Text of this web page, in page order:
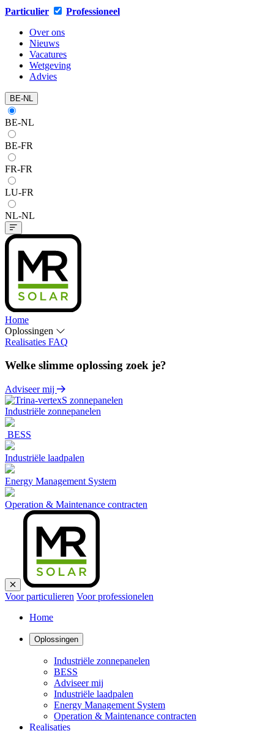
Particulier
Professioneel
Over ons
Nieuws
Vacatures
Wetgeving
Advies
BE-NL
BE-NL
BE-FR
FR-FR
LU-FR
NL-NL
Home
Oplossingen
Realisaties FAQ
Welke slimme oplossing zoek je?
Adviseer mij
Industriële zonnepanelen
BESS
Industriële laadpalen
Energy Management System
Operation & Maintenance contracten
Voor particulieren Voor professionelen
Home
Oplossingen
Industriële zonnepanelen
BESS
Adviseer mij
Industriële laadpalen
Energy Management System
Operation & Maintenance contracten
Realisaties